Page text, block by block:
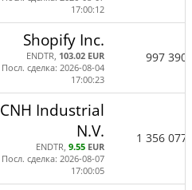
17:00:12
Shopify Inc.
ENDTR, 103.02 EUR
Посл. сделка: 2026-08-04
17:00:23
997 390
CNH Industrial
N.V.
ENDTR, 9.55 EUR
Посл. сделка: 2026-08-07
17:00:05
1 356 077